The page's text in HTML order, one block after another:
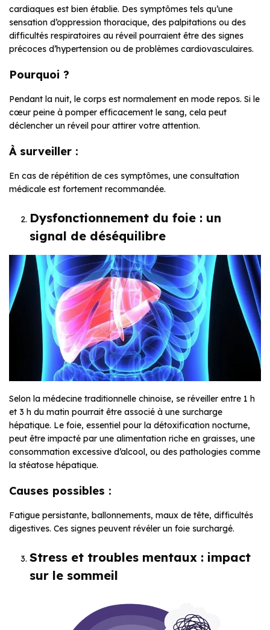
cardiaques est bien établie. Des symptômes tels qu’une
sensation d’oppression thoracique, des palpitations ou des
difficultés respiratoires au réveil pourraient être des signes
précoces d’hypertension ou de problèmes cardiovasculaires.
Pourquoi ?
Pendant la nuit, le corps est normalement en mode repos. Si le
cœur peine à pomper efficacement le sang, cela peut
déclencher un réveil pour attirer votre attention.
À surveiller :
En cas de répétition de ces symptômes, une consultation
médicale est fortement recommandée.
Dysfonctionnement du foie : un
signal de déséquilibre
Selon la médecine traditionnelle chinoise, se réveiller entre 1 h
et 3 h du matin pourrait être associé à une surcharge
hépatique. Le foie, essentiel pour la détoxification nocturne,
peut être impacté par une alimentation riche en graisses, une
consommation excessive d’alcool, ou des pathologies comme
la stéatose hépatique.
Causes possibles :
Fatigue persistante, ballonnements, maux de tête, difficultés
digestives. Ces signes peuvent révéler un foie surchargé.
Stress et troubles mentaux : impact
sur le sommeil